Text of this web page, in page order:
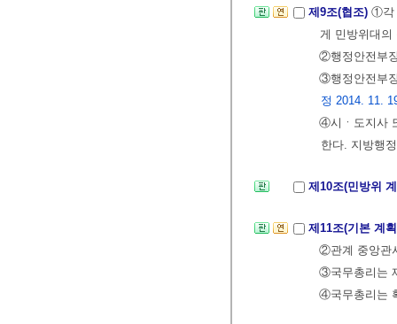
제9조(협조) ①각
게 민방위대
②행정안전부
③행정안전부
정 2014. 11.
④시ㆍ도지사
한다. 지방행
제10조(민방위
제11조(기본 계
②관계 중앙관
③국무총리는
④국무총리는